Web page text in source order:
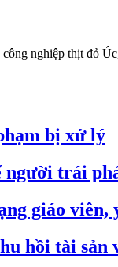
nghiệp thịt đỏ
bị xử lý
người trái
giáo
hồi tài sản